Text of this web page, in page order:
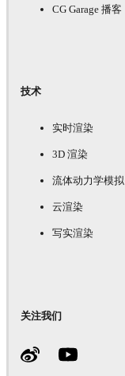
CG Garage 播客
技术
实时渲染
3D 渲染
流体动力学模拟
云渲染
写实渲染
关注我们